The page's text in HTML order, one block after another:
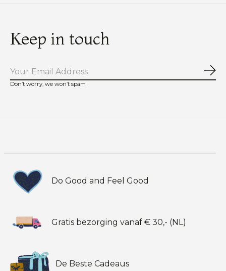
Keep in touch
Don’t worry, we won’t spam
Do Good and Feel Good
Gratis bezorging vanaf € 30,- (NL)
De Beste Cadeaus